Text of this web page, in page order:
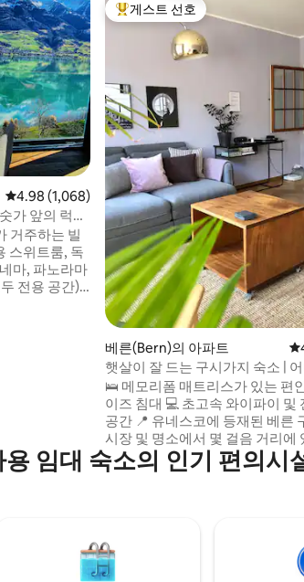
평점 4.98점(5점 만점), 후기 1,068개
4.98 (1,068)
가 앞의 럭셔
거주하는 빌
스위트룸, 독
마, 파노라마
전용 공간)
상위 게스트 선호
게스트 선호
베른(Bern)의 아파트
햇살이 잘 드는 구시가지 숙소 |
서 갈 수 있음 | 4명 숙박 가능
🛌 메모리폼 매트리스가 있는 편
이즈 침대 💻 초고속 와이파이 및
공간 📍 유네스코에 등재된 베른
시장 및 명소에서 몇 걸음 거리에
👀 카페, 레스토랑, 상점 및 바까지
동 🚂 기차역까지 도보 10분/버스
정적인 후기로 퀄리티를 보증합
임대 숙소의 인기 편의시